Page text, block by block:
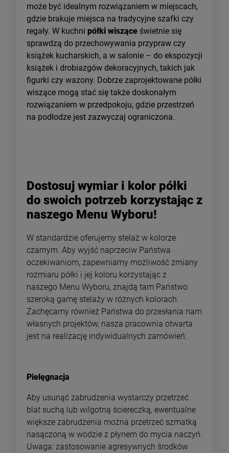
może być idealnym rozwiązaniem w miejscach,
gdzie brakuje miejsca na tradycyjne szafki czy
regały. W kuchni półki wiszące świetnie się
sprawdzą do przechowywania przypraw czy
książek kucharskich, a w salonie – do ekspozycji
książek i drobiazgów dekoracyjnych, takich jak
figurki czy wazony. Dobrze zaprojektowane półki
wiszące mogą stać się także doskonałym
rozwiązaniem w przedpokoju, gdzie przestrzeń
na podłodze jest zazwyczaj ograniczona.
Dostosuj wymiar i kolor półki
do swoich potrzeb korzystając z
naszego Menu Wyboru!
W standardzie oferujemy stelaż w kolorze
czarnym. Aby wyjść naprzeciw Państwa
oczekiwaniom, zapewniamy możliwość zmiany
rozmiaru półki i jej koloru korzystając z
naszego Menu Wyboru, znajdą tam Państwo
szeroką gamę stelaży w różnych kolorach.
Zachęcamy również Państwa do przesłania nam
własnych projektów, nasza pracownia otwarta
jest na realizację indywidualnych zamówień.
Pielęgnacja
Aby usunąć zabrudzenia wystarczy przetrzeć
blat suchą lub wilgotną ściereczką, ewentualne
większe zabrudzenia można przetrzeć szmatką
nasączoną w wodzie z płynem do mycia naczyń.
Uwaga: zastosowanie agresywnych środków